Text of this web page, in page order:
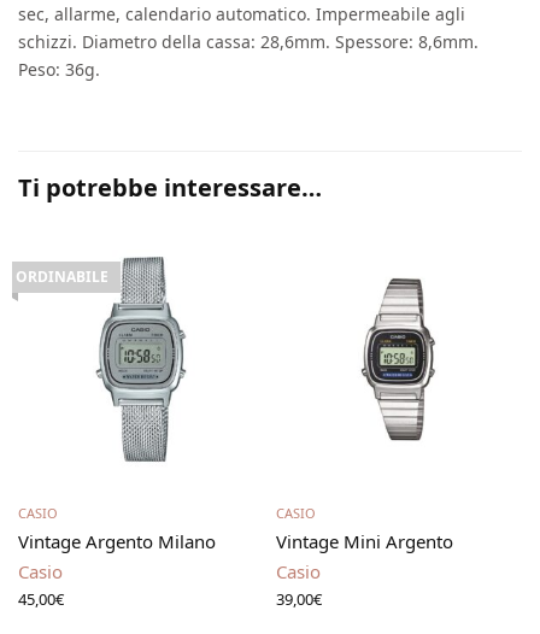
sec, allarme, calendario automatico. Impermeabile agli
schizzi. Diametro della cassa: 28,6mm. Spessore: 8,6mm.
Peso: 36g.
Ti potrebbe interessare…
ORDINABILE
CASIO
Vintage Argento Milano
Casio
45,00€
CASIO
Vintage Mini Argento
Casio
39,00€